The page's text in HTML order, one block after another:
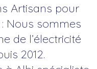
Artisans pour
Nous sommes
de l’électricité
2012.